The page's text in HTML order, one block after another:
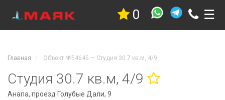
0 ☰
Недвижимость
Участки
Коммерческая
Дачи
Главная Объект №54645 — Студия 30.7 кв.м, 4/9
Студия 30.7 кв.м, 4/9
Анапа, проезд Голубые Дали, 9